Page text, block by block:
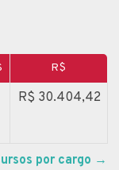
R$
R$ 30.404,42
por cargo →